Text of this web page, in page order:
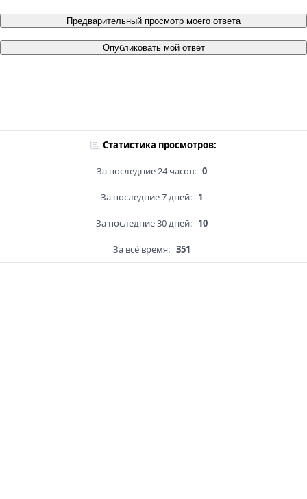
Предварительный просмотр моего ответа
Опубликовать мой ответ
Статистика просмотров:
За последние 24 часов: 0
За последние 7 дней: 1
За последние 30 дней: 10
За всё время: 351